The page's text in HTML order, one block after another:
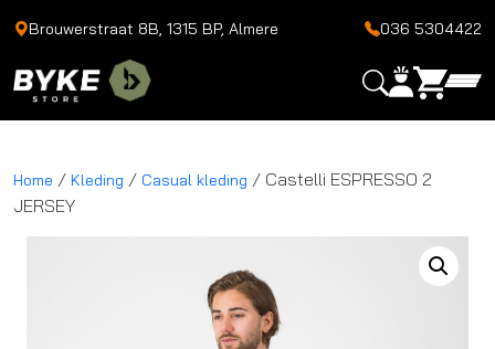
Brouwerstraat 8B, 1315 BP, Almere 036 5304422
Home / Kleding / Casual kleding / Castelli ESPRESSO 2
JERSEY